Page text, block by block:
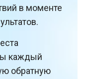
в моменте
каждый
обратную